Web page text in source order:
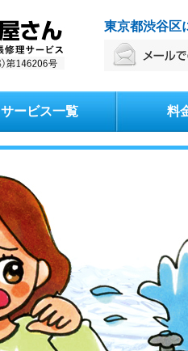
東京都渋谷区
サービス一覧 料